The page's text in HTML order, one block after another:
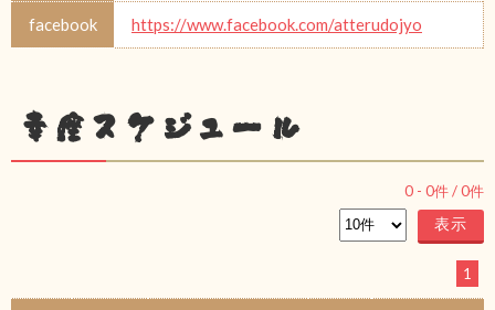
facebook https://www.facebook.com/atterudojyo
幸座スケジュール
0 - 0件 /0件
1